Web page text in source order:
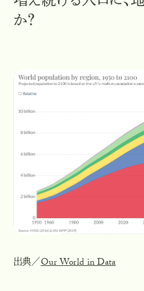
か？
出典／Our World in Data